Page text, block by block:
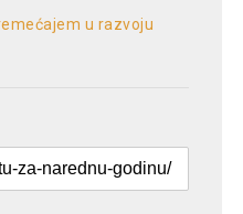
u razvoju